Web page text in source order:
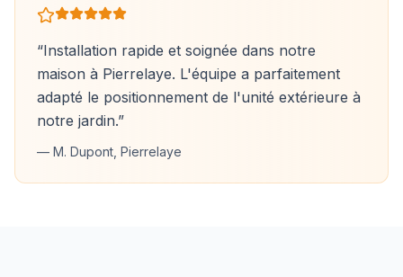
“Installation rapide et soignée dans notre
maison à Pierrelaye. L'équipe a parfaitement
adapté le positionnement de l'unité extérieure à
notre jardin.”
— M. Dupont, Pierrelaye